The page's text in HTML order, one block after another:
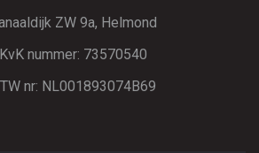
ZW 9a, Helmond
KvK nummer: 73570540
nr: NL001893074B69